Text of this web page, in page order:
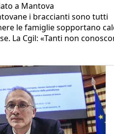
a Mantova
i braccianti sono tutti
le famiglie sopportano
La Cgil: «Tanti non